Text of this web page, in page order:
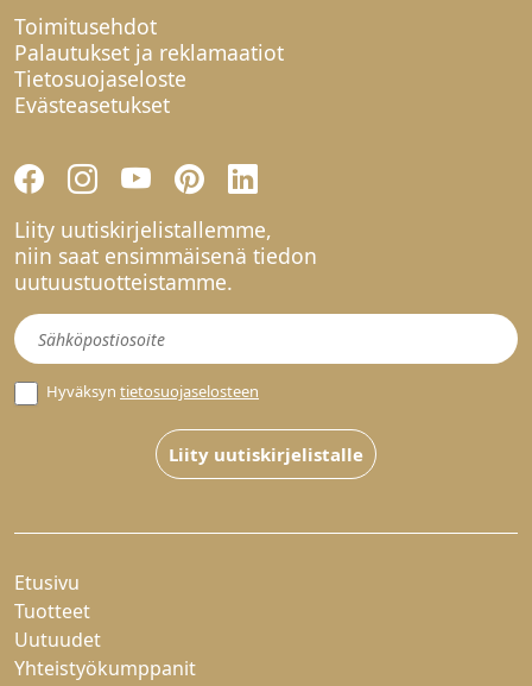
Toimitusehdot
Palautukset ja reklamaatiot
Tietosuojaseloste
Evästeasetukset
Liity uutiskirjelistallemme,
niin saat ensimmäisenä tiedon
uutuustuotteistamme.
Uutiskirje
Hyväksyn tietosuojaselosteen
Liity uutiskirjelistalle
Etusivu
Tuotteet
Uutuudet
Yhteistyökumppanit